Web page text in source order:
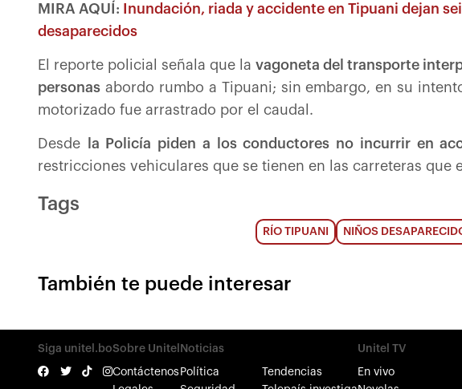
MIRA AQUÍ: Inundación, riada y accidente en Tipuani dejan
desaparecidos
El reporte policial señala que la vagoneta del transporte
personas abordo rumbo a Tipuani; sin embargo, en su
motorizado fue arrastrado por el caudal.
Desde la Policía piden a los conductores no incurrir en
restricciones vehiculares que se tienen en las carreteras que
Tags
RÍO TIPUANI NIÑOS
También te puede interesar
Siga unitel.boSobre Unitel
Contáctenos
Noticias
Política
Tendencias
Unitel TV
En vivo